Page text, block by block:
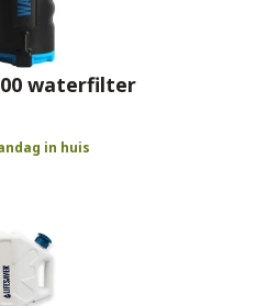
waterfilter
in huis